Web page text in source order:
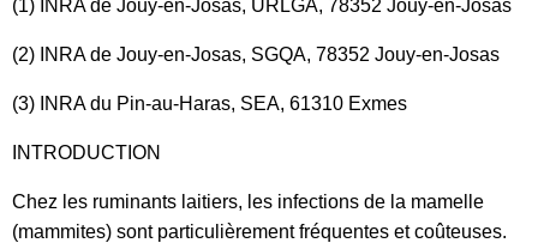
(1) INRA de Jouy-en-Josas, URLGA, 78352 Jouy-en-Josas
(2) INRA de Jouy-en-Josas, SGQA, 78352 Jouy-en-Josas
(3) INRA du Pin-au-Haras, SEA, 61310 Exmes
INTRODUCTION
Chez les ruminants laitiers, les infections de la mamelle
(mammites) sont particulièrement fréquentes et coûteuses.